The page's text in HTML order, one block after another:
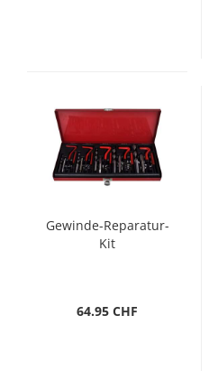
Gewinde-Reparatur-
Kit
64.95 CHF